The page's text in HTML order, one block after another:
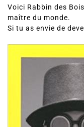
Voici Rabbin des
maître du monde.
Si tu as envie de